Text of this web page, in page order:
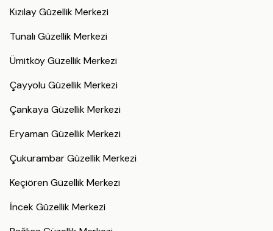
Kızılay Güzellik Merkezi
Tunalı Güzellik Merkezi
Ümitköy Güzellik Merkezi
Çayyolu Güzellik Merkezi
Çankaya Güzellik Merkezi
Eryaman Güzellik Merkezi
Çukurambar Güzellik Merkezi
Keçiören Güzellik Merkezi
İncek Güzellik Merkezi